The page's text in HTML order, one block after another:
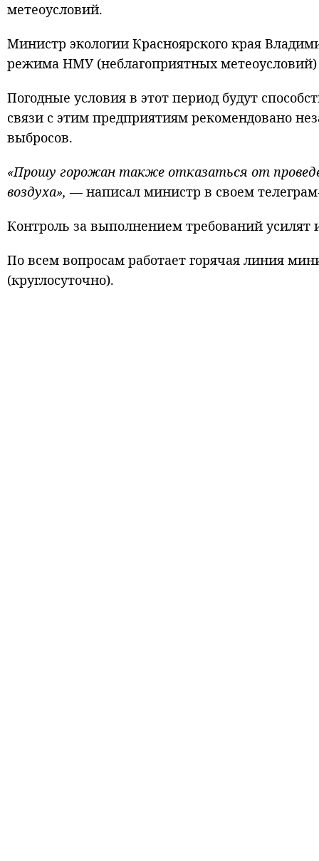
метеоусловий.
Министр экологии Красноярского края
режима НМУ (неблагоприятных метеоусловий)
Погодные условия в этот период будут
связи с этим предприятиям рекомендовано
выбросов.
«Прошу горожан также отказаться от
воздуха», — написал министр в своем
Контроль за выполнением требований усилят
По всем вопросам работает горячая линия
(круглосуточно).